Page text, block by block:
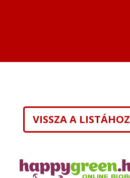
VISSZA A LISTÁHOZ